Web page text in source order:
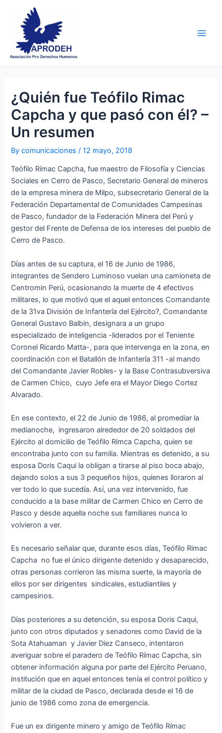
content
¿Quién fue Teófilo Rimac
Capcha y que pasó con él? –
Un resumen
Bycomunicaciones/12 mayo, 2018
Teófilo Rímac Capcha, fue maestro de Filosofía y Ciencias
Sociales en Cerro de Pasco, Secretario General de mineros
de la empresa minera de Milpo, subsecretario General de la
Federación Departamental de Comunidades Campesinas
de Pasco, fundador de la Federación Minera del Perú y
gestor del Frente de Defensa de los intereses del pueblo de
Cerro de Pasco.
Días antes de su captura, el 16 de Junio de 1986,
integrantes de Sendero Luminoso vuelan una camioneta de
Centromin Perú, ocasionando la muerte de 4 efectivos
militares, lo que motivó que el aquel entonces Comandante
de la 31va División de Infantería del Ejército?, Comandante
General Gustavo Balbin, designara a un grupo
especializado de inteligencia -liderados por el Teniente
Coronel Ricardo Matta-, para que intervenga en la zona, en
coordinación con el Batallón de Infantería 311 -al mando
del Comandante Javier Robles- y la Base Contrasubversiva
de Carmen Chico, cuyo Jefe era el Mayor Diego Cortez
Alvarado.
En ese contexto, el 22 de Junio de 1986, al promediar la
medianoche, ingresaron alrededor de 20 soldados del
Ejército al domicilio de Teófilo Rímca Capcha, quien se
encontraba junto con su familia. Mientras es detenido, a su
esposa Doris Caqui la obligan a tirarse al piso boca abajo,
dejando solos a sus 3 pequeños hijos, quienes lloraron al
ver todo lo que sucedía. Así, una vez intervenido, fue
conducido a la base militar de Carmen Chico en Cerro de
Pasco y desde aquella noche sus familiares nunca lo
volvieron a ver.
Es necesario señalar que, durante esos días, Teófilo Rimac
Capcha no fue el único dirigente detenido y desaparecido,
otras personas corrieron las misma suerte, la mayoría de
ellos por ser dirigentes sindicales, estudiantiles y
campesinos.
Días posteriores a su detención, su esposa Doris Caqui,
junto con otros diputados y senadores como David de la
Sota Atahuaman y Javier Diez Canseco, intentaron
averiguar sobre el paradero de Teófilo Rímac Capcha, sin
obtener información alguna por parte del Ejército Peruano,
institución que en aquel entonces tenía el control político y
militar de la ciudad de Pasco, declarada desde el 16 de
junio de 1986 como zona de emergencia.
Fue un ex dirigente minero y amigo de Teófilo Rímac
navigation